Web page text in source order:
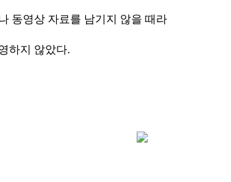
동영상 자료를 남기지 않을 때라
하지 않았다.